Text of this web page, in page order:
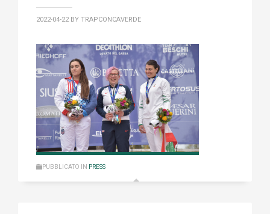
2022-04-22 BY TRAPCONCAVERDE
PUBBLICATO IN PRESS